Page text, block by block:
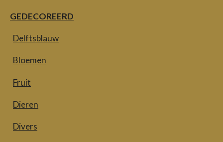
GEDECOREERD
Delftsblauw
Bloemen
Fruit
Dieren
Divers